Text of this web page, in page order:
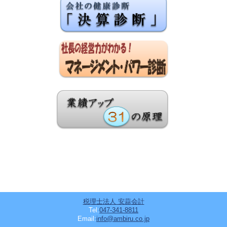
税理士法人 安蒜会計
Tel:047-341-8811
Email:info@ambiru.co.jp